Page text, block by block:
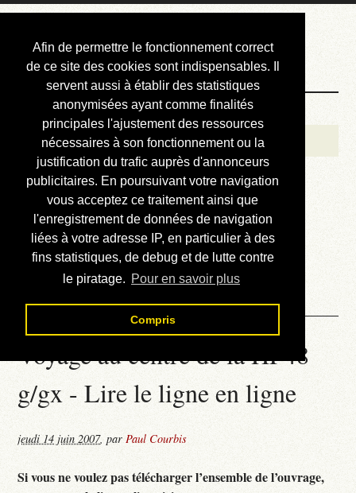
Afin de permettre le fonctionnement correct
de ce site des cookies sont indispensables. Il
servent aussi à établir des statistiques
anonymisées ayant comme finalités
principales l'ajustement des ressources
nécessaires à son fonctionnement ou la
justification du trafic auprès d'annonceurs
publicitaires. En poursuivant votre navigation
vous acceptez ce traitement ainsi que
l'enregistrement de données de navigation
liées à votre adresse IP, en particulier à des
fins statistiques, de debug et de lutte contre
le piratage. Pour en savoir plus
Compris
Courbis, « LE »
Blog Officiel
Bienvenue
Réalisations
Divers (et d’été)
Annonces
Liens externes
Téléchargement
Contact
Voyage au centre de la HP48
g/gx - Lire le ligne en ligne
jeudi 14 juin 2007,parPaul Courbis
Si vous ne voulez pas télécharger l’ensemble de l’ouvrage,